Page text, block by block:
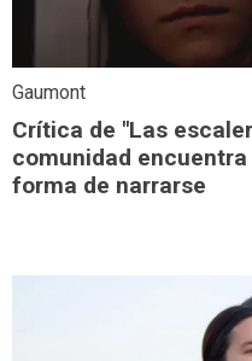
Gaumont
Crítica de "Las
comunidad
forma de narrarse